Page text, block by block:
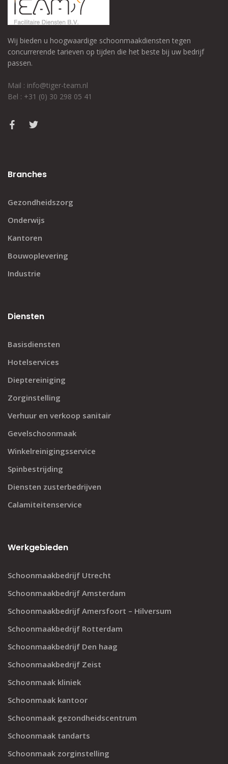
Wij bieden u hoogwaardige schoonmaakdiensten tegen
concurrerende tarieven op tijden die het beste bij uw bedrijf
passen.
Mail : info@tiger-team.nl
Bel : +31 (0) 30 298 05 41
Branches
Gezondheidszorg
Onderwijs
Kantoren
Bouwoplevering
Industrie
Diensten
Basisdiensten
Hotelservices
Dieptereiniging
Zorginstelling
Verhuur en verkoop sanitair
Gevelschoonmaak
Winkelreinigingsservice
Spinbestrijding
Diensten zusterbedrijven
Calamiteitenservice
Werkgebieden
Schoonmaakbedrijf Utrecht
Schoonmaakbedrijf Amsterdam
Schoonmaakbedrijf Amersfoort – Hilversum
Schoonmaakbedrijf Rotterdam
Schoonmaakbedrijf Den haag
Schoonmaakbedrijf Zeist
Schoonmaak kliniek
Schoonmaak kantoor
Schoonmaak gezondheidscentrum
Schoonmaak tandarts
Schoonmaak zorginstelling